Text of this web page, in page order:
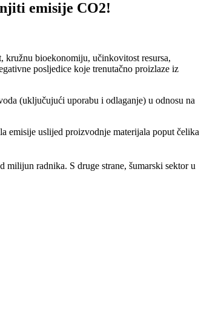
emisije CO2!
kružnu bioekonomiju, učinkovitost resursa,
posljedice koje trenutačno proizlaze iz
(uključujući uporabu i odlaganje) u odnosu na
emisije uslijed proizvodnje materijala poput čelika
radnika. S druge strane, šumarski sektor u